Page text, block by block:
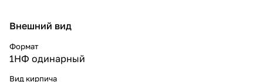
Внешний вид
Формат
1НФ одинарный
Вид кирпича